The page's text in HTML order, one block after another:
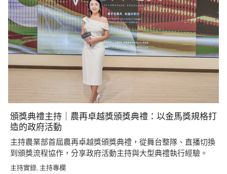
頒獎典禮主持｜農再卓越獎頒獎典禮：以金馬獎規格打
造的政府活動
主持農業部首屆農再卓越獎頒獎典禮，從舞台整隊、直播切換
到頒獎流程協作，分享政府活動主持與大型典禮執行經驗。
主持實錄, 主持專欄